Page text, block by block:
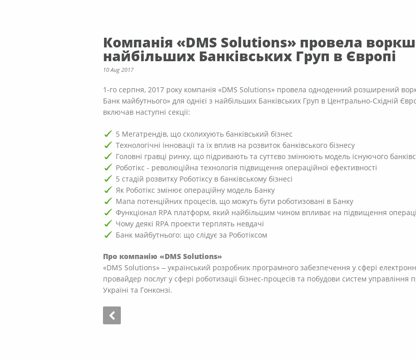
Компанія «DMS Solutions» провела
найбільших Банківських Груп в Європі
10 Aug 2017
1-го серпня, 2017 року компанія «DMS Solutions» провела одноденний розширений
Банк майбутнього» для однієї з найбільших Банківських Груп в Центрально-Східній
включав наступні секції:
5 Мегатрендів, що сколихують банківський бізнес
Технологічні інновації та їх вплив на розвиток банківського бізнесу
Головні гравці ринку, що підривають та суттєво змінюють модель існуючого
Роботікс - революційна технологія підвищення операційної ефективності
5 стадій розвитку Роботіксу в банківському бізнесі
Як Роботікс змінює операційну модель Банку
Мапа потенційних процесів, що можуть бути роботизовані в Банку
Функціонал RPA платформ, який найбільшим чином впливає на підвищення
Чому деякі RPA проекти терплять невдачі
Банк майбутнього: що слідує за Роботіксом
Про компанію «DMS Solutions»
«DMS Solutions» ‒ український розробник програмного забезпечення у сфері
провайдер послуг у сфері роботизації бізнес-процесів та побудови систем
Україні та Гонконзі.